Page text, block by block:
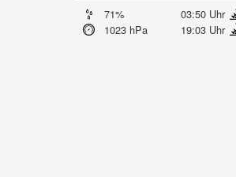
71%
03:50 Uhr
1023 hPa
19:03 Uhr